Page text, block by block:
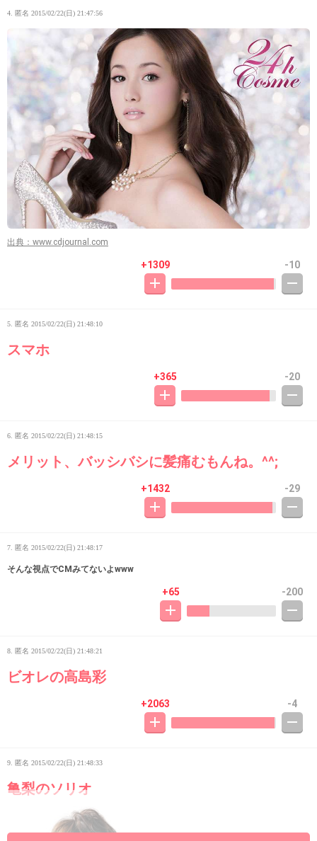
4. 匿名 2015/02/22(日) 21:47:56
出典：www.cdjournal.com
+1309 -10
5. 匿名 2015/02/22(日) 21:48:10
スマホ
+365 -20
6. 匿名 2015/02/22(日) 21:48:15
メリット、バッシバシに髪痛むもんね。^^;
+1432 -29
7. 匿名 2015/02/22(日) 21:48:17
そんな視点でCMみてないよwww
+65 -200
8. 匿名 2015/02/22(日) 21:48:21
ビオレの高島彩
+2063 -4
9. 匿名 2015/02/22(日) 21:48:33
亀梨のソリオ